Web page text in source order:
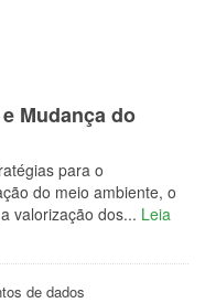
Mudança do
para o
do meio ambiente, o
valorização dos... Leia
de dados